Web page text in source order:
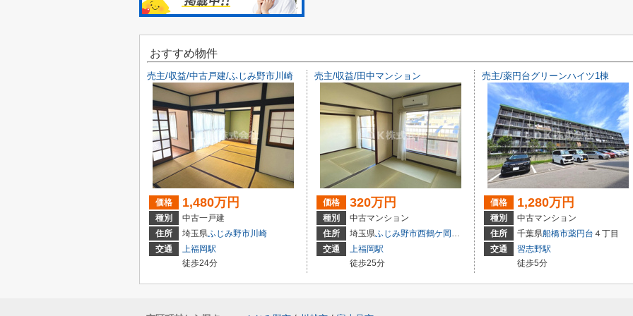
おすすめ物件
売主/収益/中古戸建/ふじみ野市川崎
価格 1,480万円
種別
中古一戸建
住所
埼玉県ふじみ野市川崎
交通
上福岡駅
徒歩24分
売主/収益/田中マンション
価格 320万円
種別
中古マンション
住所
埼玉県ふじみ野市西鶴ケ岡 ２丁目
交通
上福岡駅
徒歩25分
売主/薬円台グリーンハイツ1棟
価格 1,280万円
種別
中古マンション
住所
千葉県船橋市薬円台 ４丁目
交通
習志野駅
徒歩5分